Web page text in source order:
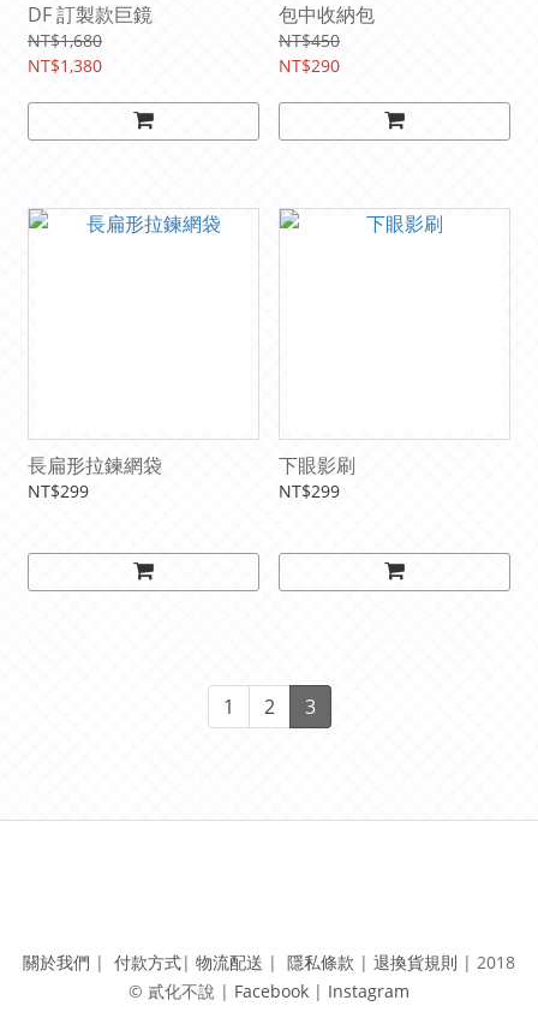
DF 訂製款巨鏡
NT$1,680
NT$1,380
包中收納包
NT$450
NT$290
長扁形拉鍊網袋
NT$299
下眼影刷
NT$299
1 2 3
關於我們 | 付款方式| 物流配送 | 隱私條款 | 退換貨規則 | 2018
© 貳化不說 | ​ Facebook | Instagram